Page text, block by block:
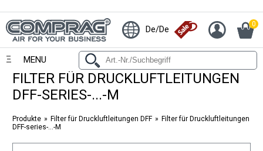
De/De 0
MENU
FILTER FÜR DRUCKLUFTLEITUNGEN
DFF-SERIES-...-M
Produkte Filter für Druckluftleitungen DFF
Filter für Druckluftleitungen
DFF-series-...-M